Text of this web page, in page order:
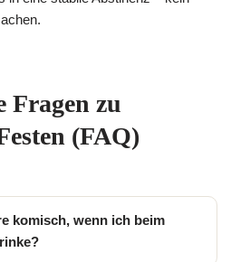
Fragen zu
(FAQ)
komisch, wenn ich beim